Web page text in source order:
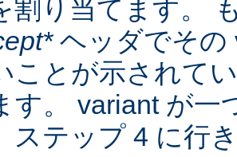
割り当てます。
ヘッダでその
ことが示されて
す。 variant が
ステップ 4 に行